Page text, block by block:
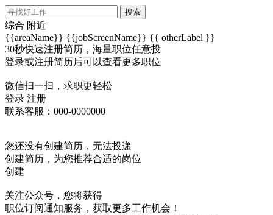
搜索
综合 附近
{{areaName}} {{jobScreenName}} {{ otherLabel }}
30秒快速注册简历，海量职位任意投
登录或注册简历后可以查看更多职位
微信扫一扫，求职更轻松
登录 注册
联系客服：000-0000000
您还没有创建简历，无法投递
创建简历，为您推荐合适的岗位
创建
关注公众号，您将获得
职位订阅通知服务，获取更多工作机会！